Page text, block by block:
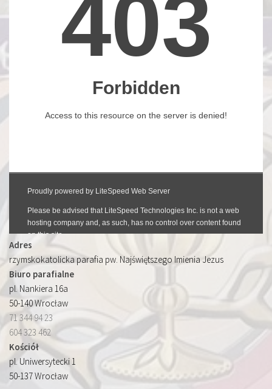
Adres
rzymskokatolicka parafia pw. Najświętszego Imienia Jezus
Biuro parafialne
pl. Nankiera 16a
50-140 Wrocław
71 344 94 23
604 323 462
Kościół
pl. Uniwersytecki 1
50-137 Wrocław